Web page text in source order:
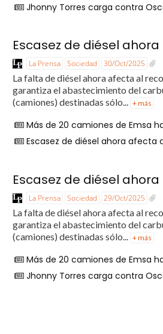
Jhonny Torres carga contra
Escasez de diésel
La Prensa Sociedad 30/Oct/2025
La falta de diésel ahora afecta al
garantiza el abastecimiento del
(camiones) destinadas sólo... + más
Más de 20 camiones de Emsa
Escasez de diésel ahora afecta
Escasez de diésel
La Prensa Sociedad 29/Oct/2025
La falta de diésel ahora afecta al
garantiza el abastecimiento del
(camiones) destinadas sólo...
+ más
Más de 20 camiones de Emsa
Jhonny Torres carga contra